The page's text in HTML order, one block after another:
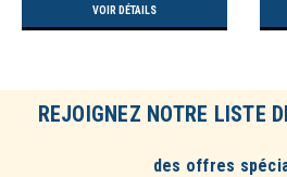
VOIR DÉTAILS
REJOIGNEZ NOTRE LISTE
des offres